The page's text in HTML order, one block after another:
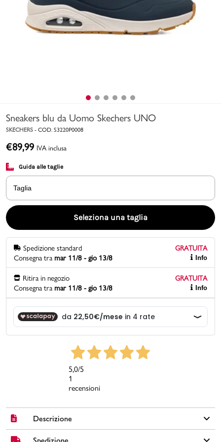
Uomo Bambino
Marchi
Accedi | Registrati
Promo & News
negozi
contatti
pcard
Gift card
Sneakers blu da Uomo Skechers UNO
SKECHERS - COD. S3220P0008
€89,99 IVA inclusa
Guida alle taglie
Taglia
Seleziona una taglia
Spedizione standard
GRATUITA
Consegna tra mar 11/8 - gio 13/8 Info
Ritira in negozio
GRATUITA
Consegna tra mar 11/8 - gio 13/8 Info
5,0/5
1
recensioni
Descrizione
Spedizione